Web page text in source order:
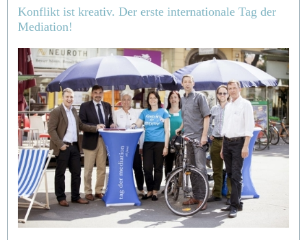
Konflikt ist kreativ. Der erste internationale Tag der
Mediation!